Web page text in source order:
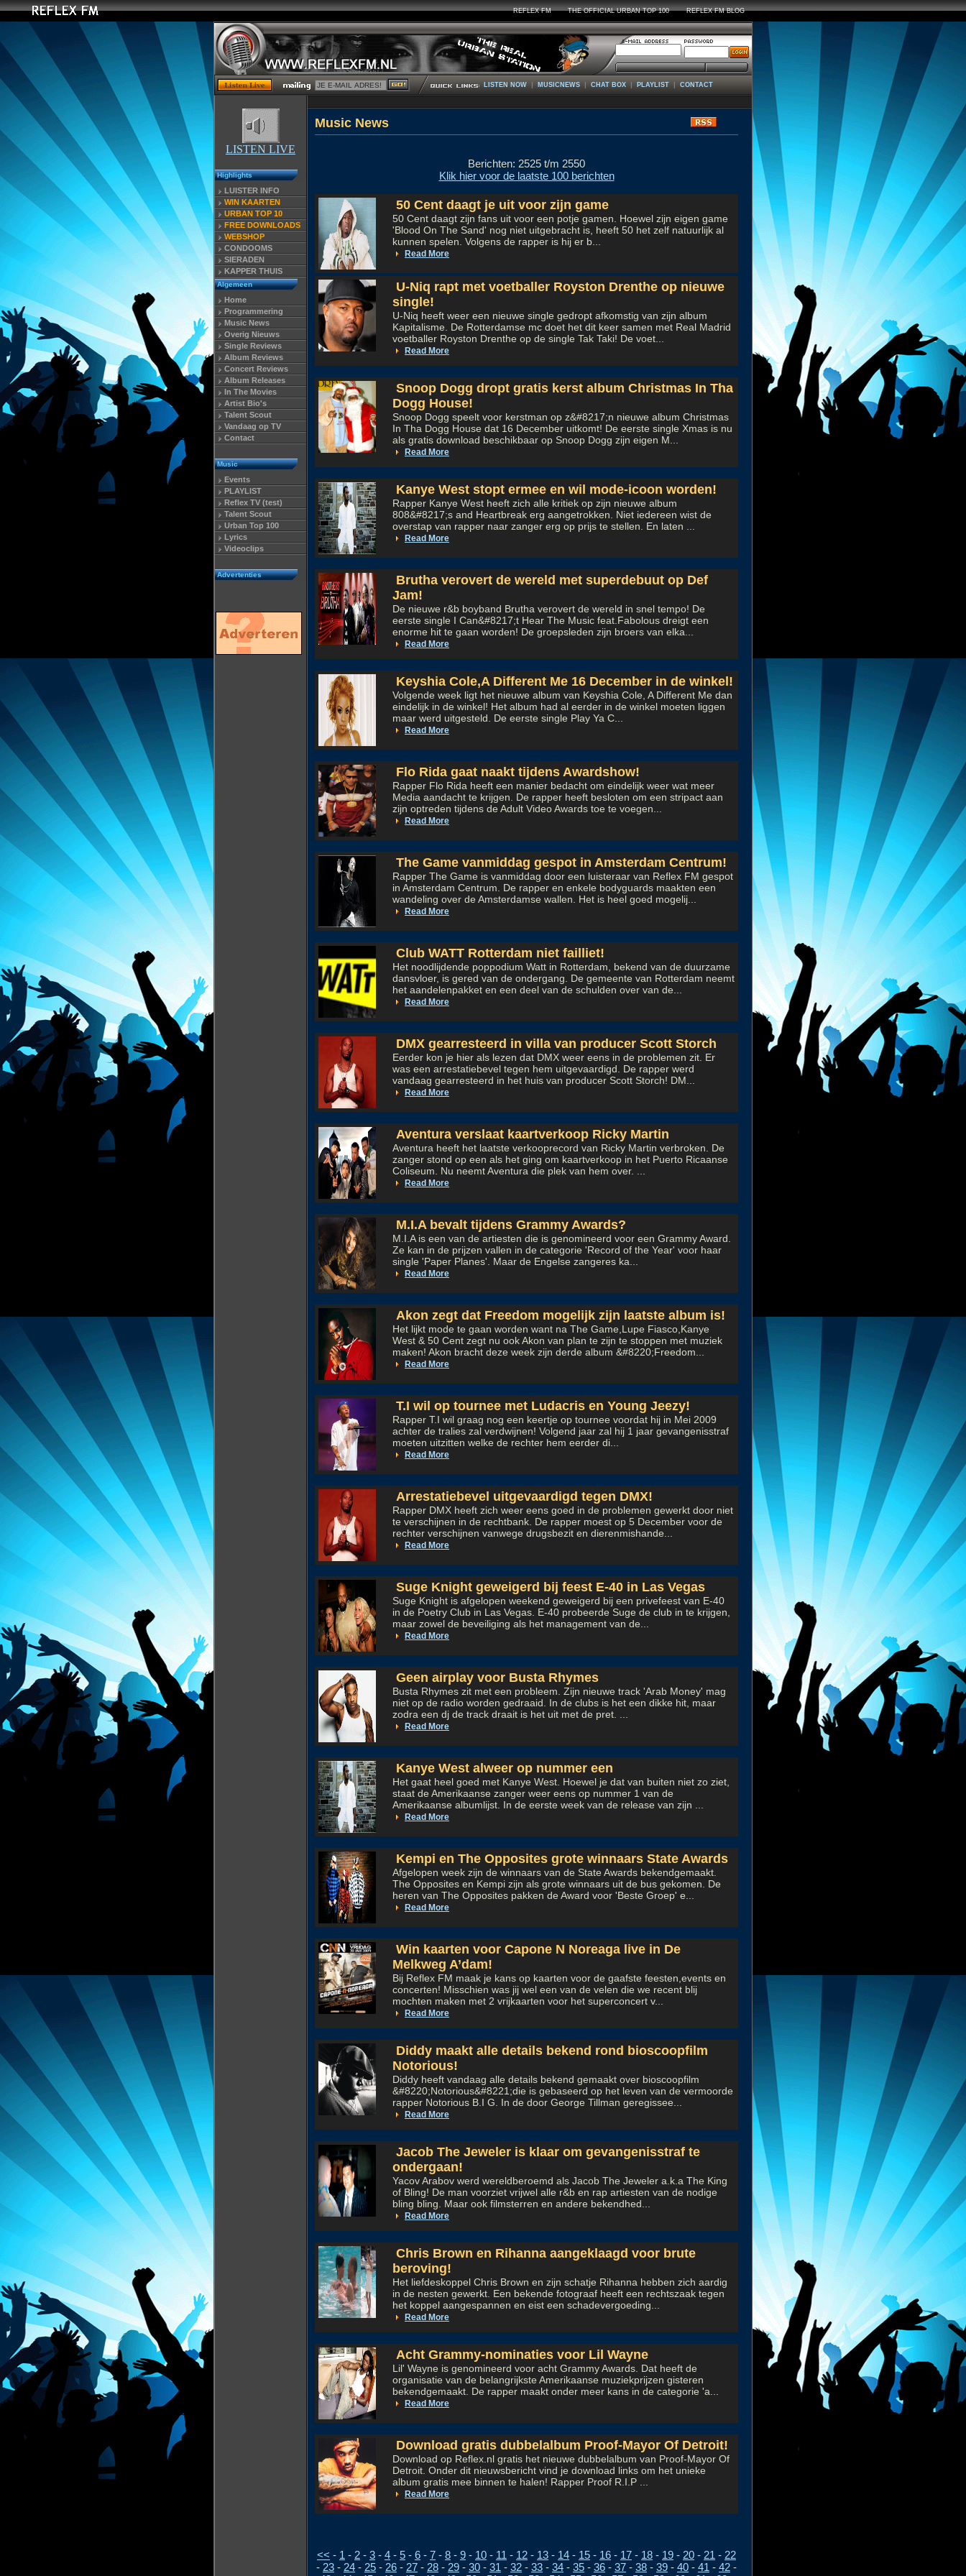
REFLEX FM THE OFFICIAL URBAN TOP 100 REFLEX FM BLOG
LISTEN NOW | MUSICNEWS | CHAT BOX | PLAYLIST | CONTACT
LISTEN LIVE
Highlights
LUISTER INFO
WIN KAARTEN
URBAN TOP 10
FREE DOWNLOADS
WEBSHOP
CONDOOMS
SIERADEN
KAPPER THUIS
Algemeen
Home
Programmering
Music News
Overig Nieuws
Single Reviews
Album Reviews
Concert Reviews
Album Releases
In The Movies
Artist Bio's
Talent Scout
Vandaag op TV
Contact
Music
Events
PLAYLIST
Reflex TV (test)
Talent Scout
Urban Top 100
Lyrics
Videoclips
Advertenties
Music News
Berichten: 2525 t/m 2550
Klik hier voor de laatste 100 berichten
50 Cent daagt je uit voor zijn game
50 Cent daagt zijn fans uit voor een potje gamen. Hoewel zijn eigen game
'Blood On The Sand' nog niet uitgebracht is, heeft 50 het zelf natuurlijk al
kunnen spelen. Volgens de rapper is hij er b...
Read More
U-Niq rapt met voetballer Royston Drenthe op nieuwe
single!
U-Niq heeft weer een nieuwe single gedropt afkomstig van zijn album
Kapitalisme. De Rotterdamse mc doet het dit keer samen met Real Madrid
voetballer Royston Drenthe op de single Tak Taki! De voet...
Read More
Snoop Dogg dropt gratis kerst album Christmas In Tha
Dogg House!
Snoop Dogg speelt voor kerstman op z&#8217;n nieuwe album Christmas
In Tha Dogg House dat 16 December uitkomt! De eerste single Xmas is nu
als gratis download beschikbaar op Snoop Dogg zijn eigen M...
Read More
Kanye West stopt ermee en wil mode-icoon worden!
Rapper Kanye West heeft zich alle kritiek op zijn nieuwe album
808&#8217;s and Heartbreak erg aangetrokken. Niet iedereen wist de
overstap van rapper naar zanger erg op prijs te stellen. En laten ...
Read More
Brutha verovert de wereld met superdebuut op Def
Jam!
De nieuwe r&b boyband Brutha verovert de wereld in snel tempo! De
eerste single I Can&#8217;t Hear The Music feat.Fabolous dreigt een
enorme hit te gaan worden! De groepsleden zijn broers van elka...
Read More
Keyshia Cole,A Different Me 16 December in de winkel!
Volgende week ligt het nieuwe album van Keyshia Cole, A Different Me dan
eindelijk in de winkel! Het album had al eerder in de winkel moeten liggen
maar werd uitgesteld. De eerste single Play Ya C...
Read More
Flo Rida gaat naakt tijdens Awardshow!
Rapper Flo Rida heeft een manier bedacht om eindelijk weer wat meer
Media aandacht te krijgen. De rapper heeft besloten om een stripact aan
zijn optreden tijdens de Adult Video Awards toe te voegen...
Read More
The Game vanmiddag gespot in Amsterdam Centrum!
Rapper The Game is vanmiddag door een luisteraar van Reflex FM gespot
in Amsterdam Centrum. De rapper en enkele bodyguards maakten een
wandeling over de Amsterdamse wallen. Het is heel goed mogelij...
Read More
Club WATT Rotterdam niet failliet!
Het noodlijdende poppodium Watt in Rotterdam, bekend van de duurzame
dansvloer, is gered van de ondergang. De gemeente van Rotterdam neemt
het aandelenpakket en een deel van de schulden over van de...
Read More
DMX gearresteerd in villa van producer Scott Storch
Eerder kon je hier als lezen dat DMX weer eens in de problemen zit. Er
was een arrestatiebevel tegen hem uitgevaardigd. De rapper werd
vandaag gearresteerd in het huis van producer Scott Storch! DM...
Read More
Aventura verslaat kaartverkoop Ricky Martin
Aventura heeft het laatste verkooprecord van Ricky Martin verbroken. De
zanger stond op een als het ging om kaartverkoop in het Puerto Ricaanse
Coliseum. Nu neemt Aventura die plek van hem over. ...
Read More
M.I.A bevalt tijdens Grammy Awards?
M.I.A is een van de artiesten die is genomineerd voor een Grammy Award.
Ze kan in de prijzen vallen in de categorie 'Record of the Year' voor haar
single 'Paper Planes'. Maar de Engelse zangeres ka...
Read More
Akon zegt dat Freedom mogelijk zijn laatste album is!
Het lijkt mode te gaan worden want na The Game,Lupe Fiasco,Kanye
West & 50 Cent zegt nu ook Akon van plan te zijn te stoppen met muziek
maken! Akon bracht deze week zijn derde album &#8220;Freedom...
Read More
T.I wil op tournee met Ludacris en Young Jeezy!
Rapper T.I wil graag nog een keertje op tournee voordat hij in Mei 2009
achter de tralies zal verdwijnen! Volgend jaar zal hij 1 jaar gevangenisstraf
moeten uitzitten welke de rechter hem eerder di...
Read More
Arrestatiebevel uitgevaardigd tegen DMX!
Rapper DMX heeft zich weer eens goed in de problemen gewerkt door niet
te verschijnen in de rechtbank. De rapper moest op 5 December voor de
rechter verschijnen vanwege drugsbezit en dierenmishande...
Read More
Suge Knight geweigerd bij feest E-40 in Las Vegas
Suge Knight is afgelopen weekend geweigerd bij een privefeest van E-40
in de Poetry Club in Las Vegas. E-40 probeerde Suge de club in te krijgen,
maar zowel de beveiliging als het management van de...
Read More
Geen airplay voor Busta Rhymes
Busta Rhymes zit met een probleem. Zijn nieuwe track 'Arab Money' mag
niet op de radio worden gedraaid. In de clubs is het een dikke hit, maar
zodra een dj de track draait is het uit met de pret. ...
Read More
Kanye West alweer op nummer een
Het gaat heel goed met Kanye West. Hoewel je dat van buiten niet zo ziet,
staat de Amerikaanse zanger weer eens op nummer 1 van de
Amerikaanse albumlijst. In de eerste week van de release van zijn ...
Read More
Kempi en The Opposites grote winnaars State Awards
Afgelopen week zijn de winnaars van de State Awards bekendgemaakt.
The Opposites en Kempi zijn als grote winnaars uit de bus gekomen. De
heren van The Opposites pakken de Award voor 'Beste Groep' e...
Read More
Win kaarten voor Capone N Noreaga live in De
Melkweg A’dam!
Bij Reflex FM maak je kans op kaarten voor de gaafste feesten,events en
concerten! Misschien was jij wel een van de velen die we recent blij
mochten maken met 2 vrijkaarten voor het superconcert v...
Read More
Diddy maakt alle details bekend rond bioscoopfilm
Notorious!
Diddy heeft vandaag alle details bekend gemaakt over bioscoopfilm
&#8220;Notorious&#8221;die is gebaseerd op het leven van de vermoorde
rapper Notorious B.I G. In de door George Tillman geregissee...
Read More
Jacob The Jeweler is klaar om gevangenisstraf te
ondergaan!
Yacov Arabov werd wereldberoemd als Jacob The Jeweler a.k.a The King
of Bling! De man voorziet vrijwel alle r&b en rap artiesten van de nodige
bling bling. Maar ook filmsterren en andere bekendhed...
Read More
Chris Brown en Rihanna aangeklaagd voor brute
beroving!
Het liefdeskoppel Chris Brown en zijn schatje Rihanna hebben zich aardig
in de nesten gewerkt. Een bekende fotograaf heeft een rechtszaak tegen
het koppel aangespannen en eist een schadevergoeding...
Read More
Acht Grammy-nominaties voor Lil Wayne
Lil' Wayne is genomineerd voor acht Grammy Awards. Dat heeft de
organisatie van de belangrijkste Amerikaanse muziekprijzen gisteren
bekendgemaakt. De rapper maakt onder meer kans in de categorie 'a...
Read More
Download gratis dubbelalbum Proof-Mayor Of Detroit!
Download op Reflex.nl gratis het nieuwe dubbelalbum van Proof-Mayor Of
Detroit. Onder dit nieuwsbericht vind je download links om het unieke
album gratis mee binnen te halen! Rapper Proof R.I.P ...
Read More
<< - 1 - 2 - 3 - 4 - 5 - 6 - 7 - 8 - 9 - 10 - 11 - 12 - 13 - 14 - 15 - 16 - 17 - 18 - 19 - 20 - 21 - 22
- 23 - 24 - 25 - 26 - 27 - 28 - 29 - 30 - 31 - 32 - 33 - 34 - 35 - 36 - 37 - 38 - 39 - 40 - 41 - 42 -